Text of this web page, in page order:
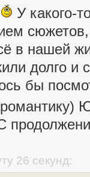
У какого-
в нашей
долго и
бы
26 секунд: